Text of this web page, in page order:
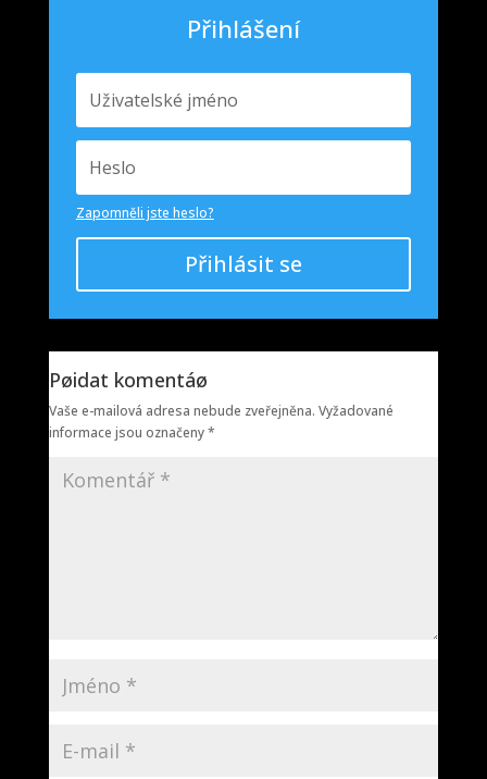
Přihlášení
Zapomněli jste heslo?
Přihlásit se
Pøidat komentáø
Vaše e-mailová adresa nebude zveřejněna. Vyžadované
informace jsou označeny*